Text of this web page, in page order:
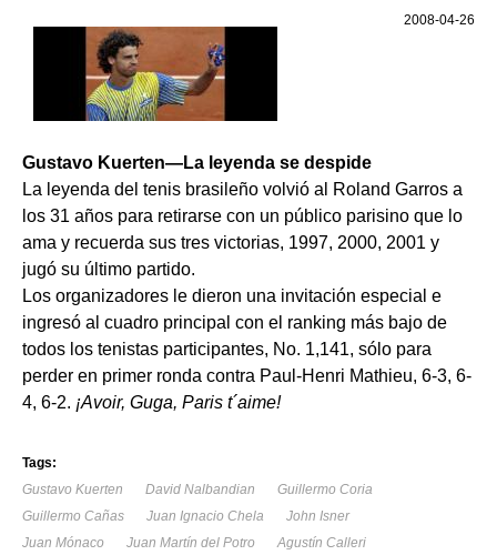
2008-04-26
Gustavo Kuerten—La leyenda se despide
La leyenda del tenis brasileño volvió al Roland Garros a
los 31 años para retirarse con un público parisino que lo
ama y recuerda sus tres victorias, 1997, 2000, 2001 y
jugó su último partido.
Los organizadores le dieron una invitación especial e
ingresó al cuadro principal con el ranking más bajo de
todos los tenistas participantes, No. 1,141, sólo para
perder en primer ronda contra Paul-Henri Mathieu, 6-3, 6-
4, 6-2. ¡Avoir, Guga, Paris t´aime!
Tags:
Gustavo Kuerten
David Nalbandian
Guillermo Coria
Guillermo Cañas
Juan Ignacio Chela
John Isner
Juan Mónaco
Juan Martín del Potro
Agustín Calleri